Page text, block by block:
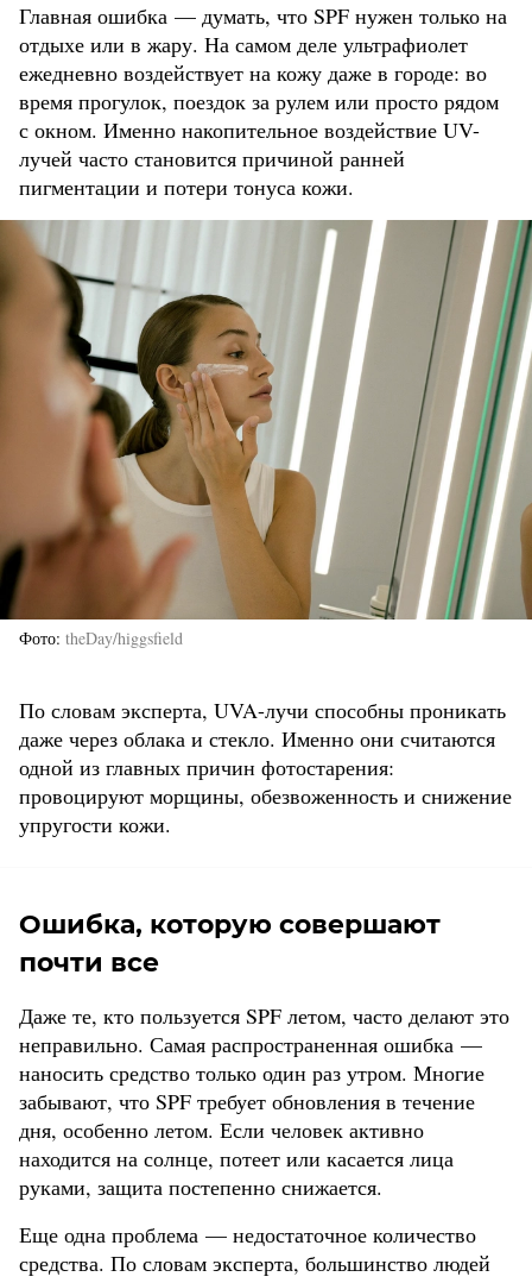
Главная ошибка — думать, что SPF нужен только на
отдыхе или в жару. На самом деле ультрафиолет
ежедневно воздействует на кожу даже в городе: во
время прогулок, поездок за рулем или просто рядом
с окном. Именно накопительное воздействие UV-
лучей часто становится причиной ранней
пигментации и потери тонуса кожи.
Фото theDay/higgsfield
По словам эксперта, UVA-лучи способны проникать
даже через облака и стекло. Именно они считаются
одной из главных причин фотостарения:
провоцируют морщины, обезвоженность и снижение
упругости кожи.
Ошибка, которую совершают
почти все
Даже те, кто пользуется SPF летом, часто делают это
неправильно. Самая распространенная ошибка —
наносить средство только один раз утром. Многие
забывают, что SPF требует обновления в течение
дня, особенно летом. Если человек активно
находится на солнце, потеет или касается лица
руками, защита постепенно снижается.
Еще одна проблема — недостаточное количество
средства. По словам эксперта, большинство людей